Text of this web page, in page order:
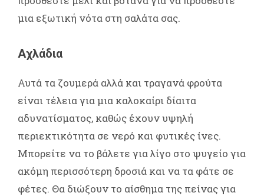
μια εξωτική νότα στη σαλάτα σας.
Αχλάδια
Αυτά τα ζουμερά αλλά και τραγανά φρούτα
είναι τέλεια για μια καλοκαίρι δίαιτα
αδυνατίσματος, καθώς έχουν υψηλή
περιεκτικότητα σε νερό και φυτικές ίνες.
Μπορείτε να το βάλετε για λίγο στο ψυγείο για
ακόμη περισσότερη δροσιά και να τα φάτε σε
φέτες. Θα διώξουν το αίσθημα της πείνας για